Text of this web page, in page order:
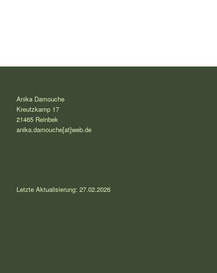
Anika Damouche
Kreutzkamp 17
21465 Reinbek
anika.damouche[at]web.de
Letzte Aktualisierung: 27.02.2026